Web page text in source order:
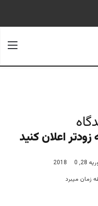
زودتر اعلان کنید
28, 2018
0